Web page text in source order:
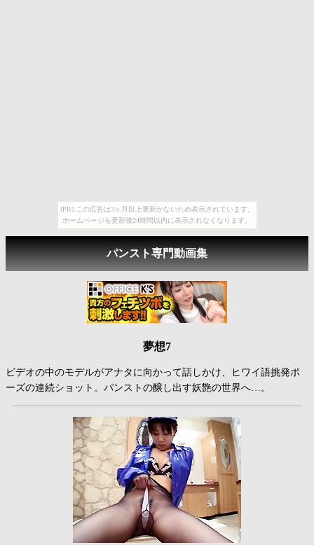
[PR] この広告は3ヶ月以上更新がないため表示されています。
ホームページを更新後24時間以内に表示されなくなります。
パンスト専門動画集
夢想7
ビデオの中のモデルがアナタに向かって話しかけ、ヒワイ語挑発ポ
ーズの連続ショット。パンストの醸し出す妖艶の世界へ…。